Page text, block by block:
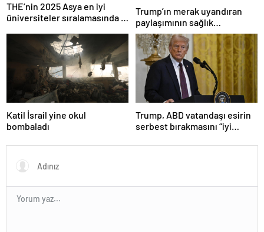
THE’nin 2025 Asya en iyi
üniversiteler sıralamasında 4
Trump’ın merak uyandıran
paylaşımının sağlık
sistemiyle ilgili kararname
olduğu anlaşıldı
Katil İsrail yine okul
bombaladı
Trump, ABD vatandaşı esirin
serbest bırakmasını “iyi
olarak değerlendirdi